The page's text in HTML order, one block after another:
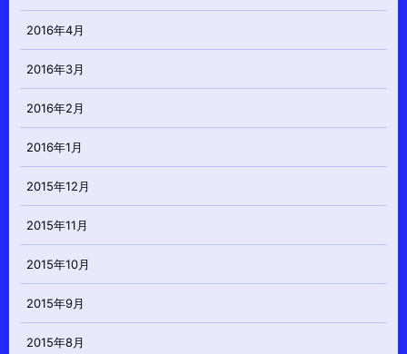
2016年4月
2016年3月
2016年2月
2016年1月
2015年12月
2015年11月
2015年10月
2015年9月
2015年8月